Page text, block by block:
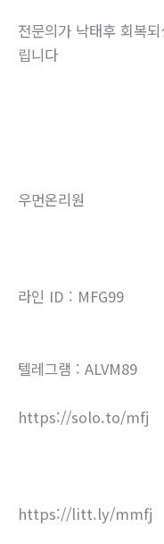
전문의가 낙태후 회복
립니다
우먼온리원
라인 ID : MFG99
텔레그램 : ALVM89
https://solo.to/mfj
https://litt.ly/mmfj